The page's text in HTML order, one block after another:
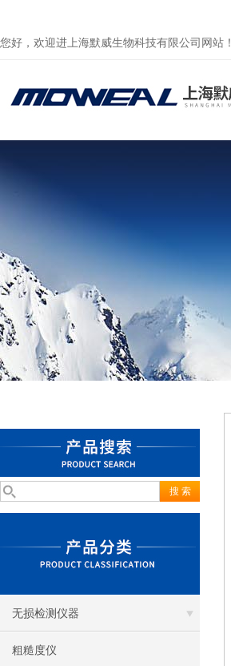
您好，欢迎进上海默威生物科技有限公司网站！
无损检测仪器
粗糙度仪